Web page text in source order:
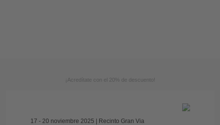
¡Acredítate con el 20% de descuento!
17 - 20 noviembre 2025 | Recinto Gran Via